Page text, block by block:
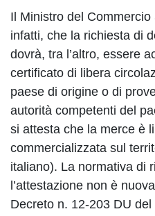
Il Ministro del
infatti, che la richiesta di
dovrà, tra l’altro, essere
certificato di libera
paese di origine o di
autorità competenti del
si attesta che la merce è
commercializzata sul
italiano). La normativa di
l’attestazione non è
Decreto n. 12-203 DU